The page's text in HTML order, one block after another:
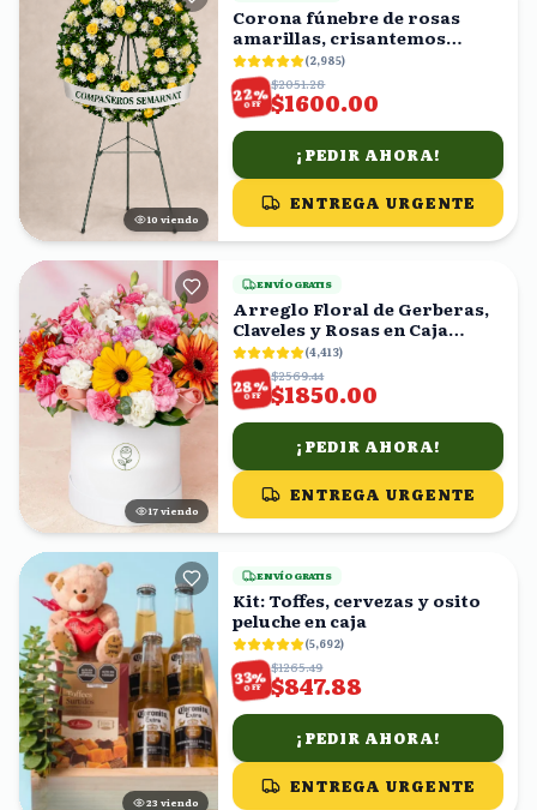
9 viendo
Corona fúnebre de rosas
amarillas, crisantemos
blancos y follaje
(2,985)
22%
OFF
$2051.28
$1600.00
¡PEDIR AHORA!
ENTREGA URGENTE
17 viendo
ENVÍO GRATIS
Arreglo Floral de Gerberas,
Claveles y Rosas en Caja
Blanca
(4,413)
28%
OFF
$2569.44
$1850.00
¡PEDIR AHORA!
ENTREGA URGENTE
23 viendo
ENVÍO GRATIS
Kit: Toffes, cervezas y osito
peluche en caja
(5,692)
33%
OFF
$1265.49
$847.88
¡PEDIR AHORA!
ENTREGA URGENTE